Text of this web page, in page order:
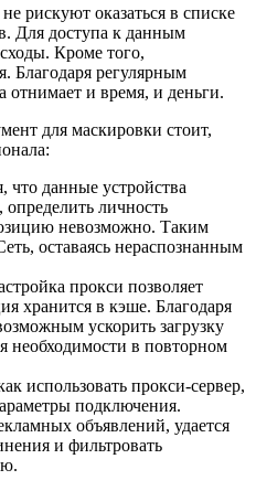
рискуют оказаться в списке
Для доступа к данным
Кроме того,
Благодаря регулярным
и время, и деньги.
для маскировки стоит,
данные устройства
личность
невозможно. Таким
оставаясь нераспознанным
прокси позволяет
хранится в кэше. Благодаря
ускорить загрузку
необходимости в повторном
использовать прокси-сервер,
подключения.
объявлений, удается
и фильтровать